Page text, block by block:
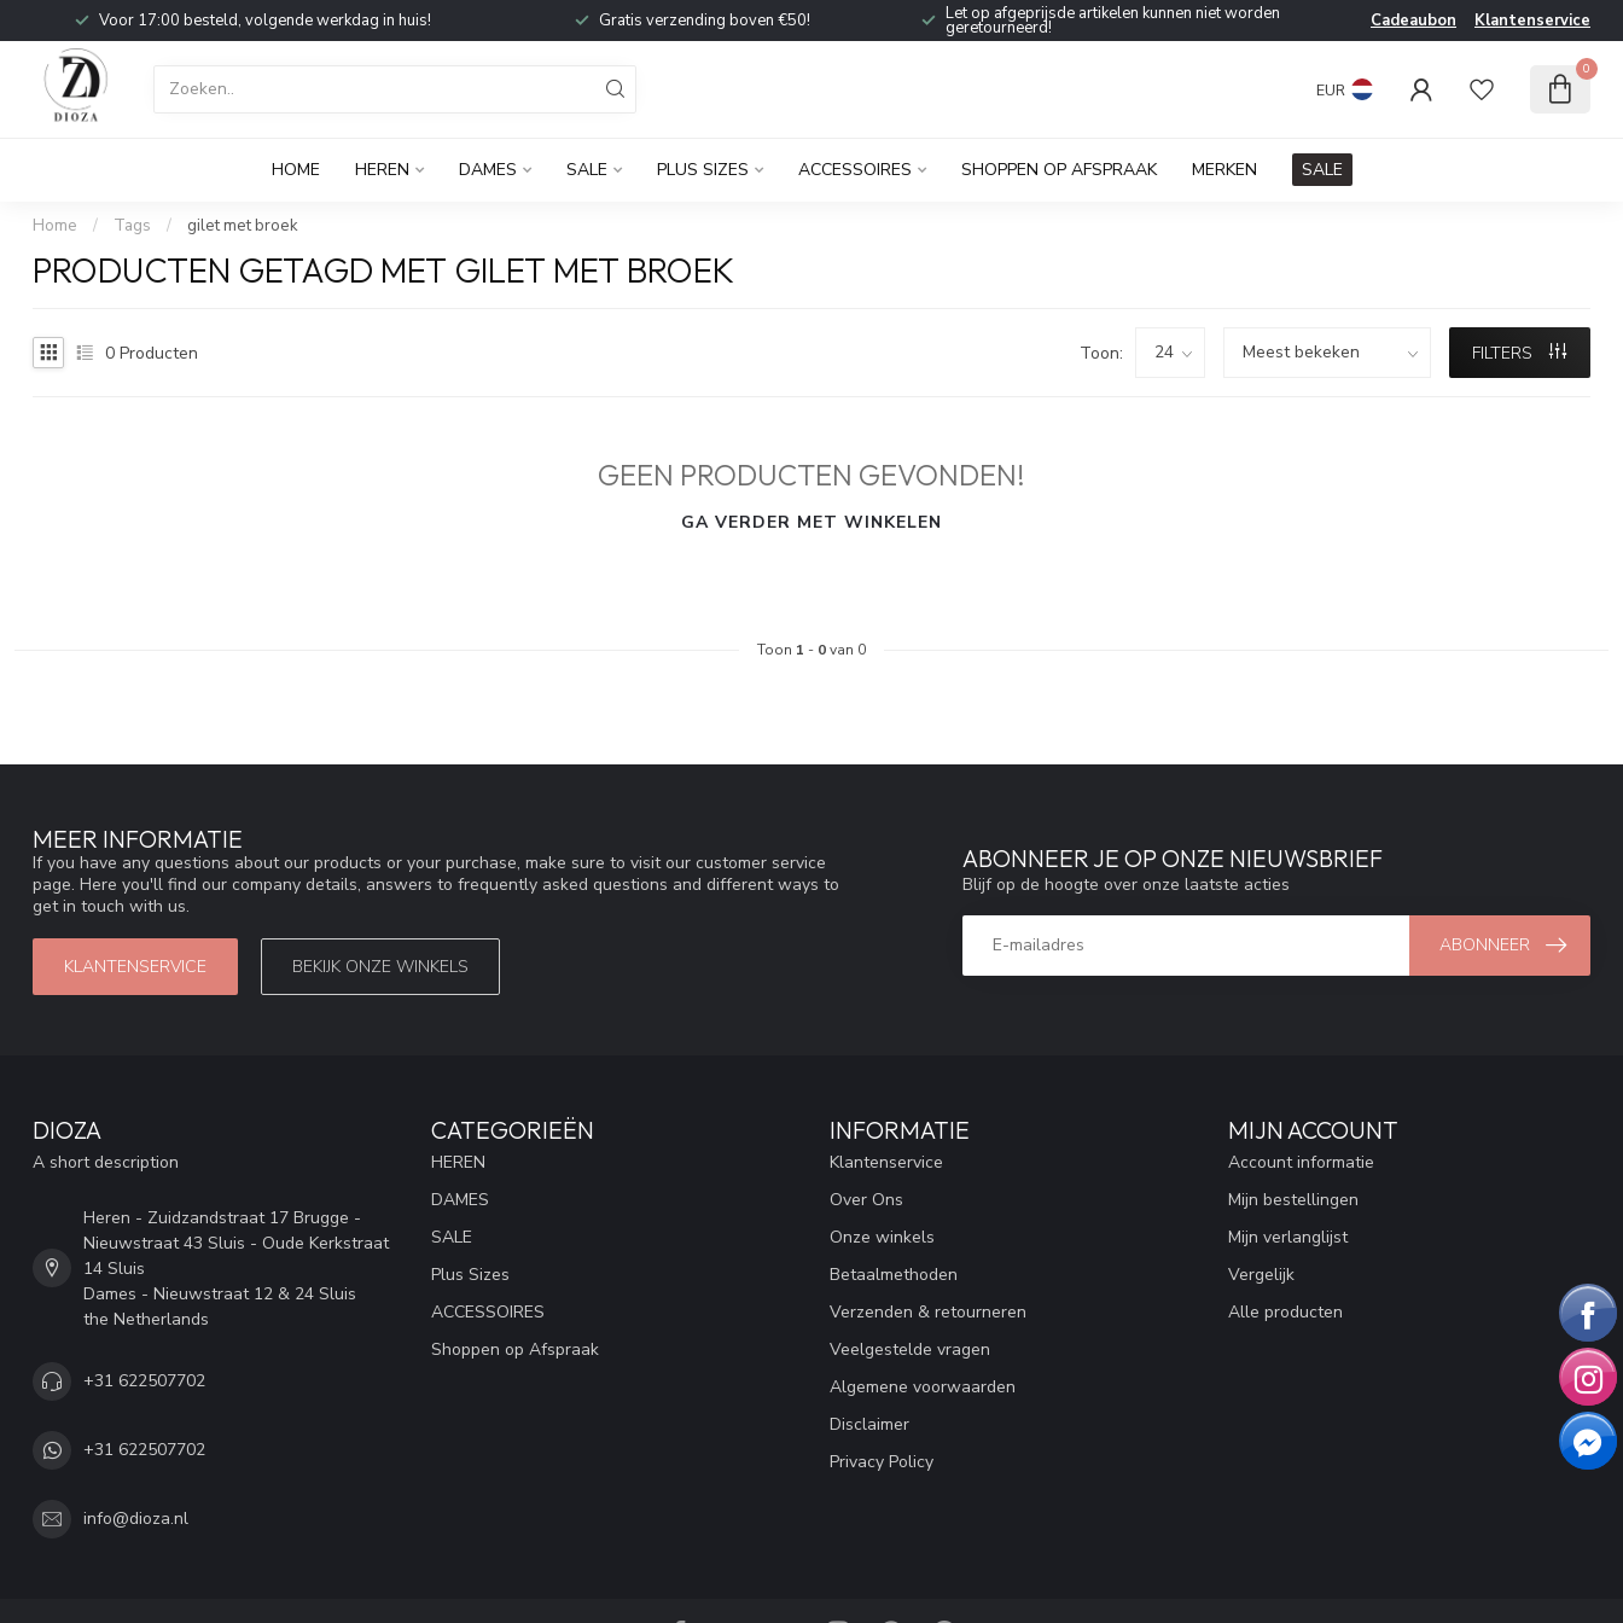
Voor 17:00 besteld, volgende werkdag in huis! Gratis verzending boven €50! Let op afgeprijsde artikelen kunnen niet worden
geretourneerd! Cadeaubon Klantenservice
EUR
0
HOME HEREN DAMES SALE PLUS SIZES ACCESSOIRES SHOPPEN OP AFSPRAAK MERKEN SALE
Home / Tags / gilet met broek
PRODUCTEN GETAGD MET GILET MET BROEK
0 Producten Toon: FILTERS
GEEN PRODUCTEN GEVONDEN!
GA VERDER MET WINKELEN
Toon 1 - 0van 0
MEER INFORMATIE
If you have any questions about our products or your purchase, make sure to visit our customer service
page. Here you'll find our company details, answers to frequently asked questions and different ways to
get in touch with us.
KLANTENSERVICE BEKIJK ONZE WINKELS
ABONNEER JE OP ONZE NIEUWSBRIEF
Blijf op de hoogte over onze laatste acties
ABONNEER
DIOZA
A short description
Heren - Zuidzandstraat 17 Brugge -
Nieuwstraat 43 Sluis - Oude Kerkstraat
14 Sluis
Dames - Nieuwstraat 12 & 24 Sluis
the Netherlands
+31 622507702
+31 622507702
info@dioza.nl
CATEGORIEËN
HEREN
DAMES
SALE
Plus Sizes
ACCESSOIRES
Shoppen op Afspraak
INFORMATIE
Klantenservice
Over Ons
Onze winkels
Betaalmethoden
Verzenden & retourneren
Veelgestelde vragen
Algemene voorwaarden
Disclaimer
Privacy Policy
MIJN ACCOUNT
Account informatie
Mijn bestellingen
Mijn verlanglijst
Vergelijk
Alle producten